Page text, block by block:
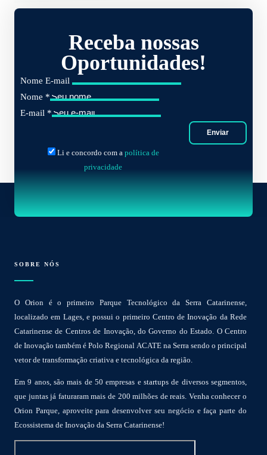
Receba nossas
Oportunidades!
Nome E-mail
Nome *
E-mail *
Enviar
Li e concordo com a política de
privacidade
SOBRE NÓS
O Orion é o primeiro Parque Tecnológico da Serra Catarinense,
localizado em Lages, e possui o primeiro Centro de Inovação da Rede
Catarinense de Centros de Inovação, do Governo do Estado. O Centro
de Inovação também é Polo Regional ACATE na Serra sendo o principal
vetor de transformação criativa e tecnológica da região.
Em 9 anos, são mais de 50 empresas e startups de diversos segmentos,
que juntas já faturaram mais de 200 milhões de reais. Venha conhecer o
Orion Parque, aproveite para desenvolver seu negócio e faça parte do
Ecossistema de Inovação da Serra Catarinense!